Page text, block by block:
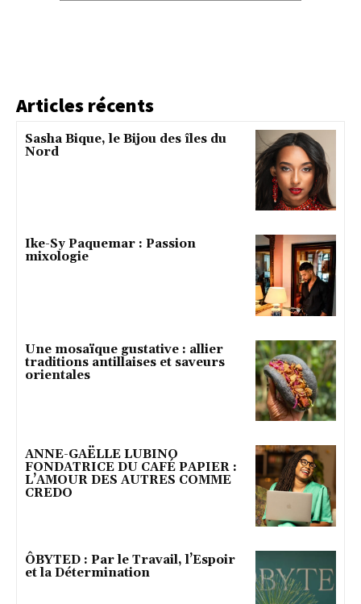
Articles récents
Sasha Bique, le Bijou des îles du
Nord
Ike-Sy Paquemar : Passion
mixologie
Une mosaïque gustative : allier
traditions antillaises et saveurs
orientales
ANNE-GAËLLE LUBINO
FONDATRICE DU CAFÉ PAPIER :
L’AMOUR DES AUTRES COMME
CREDO
ÔBYTED : Par le Travail, l’Espoir
et la Détermination